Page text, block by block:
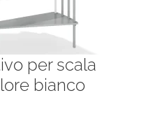
per scala
bianco